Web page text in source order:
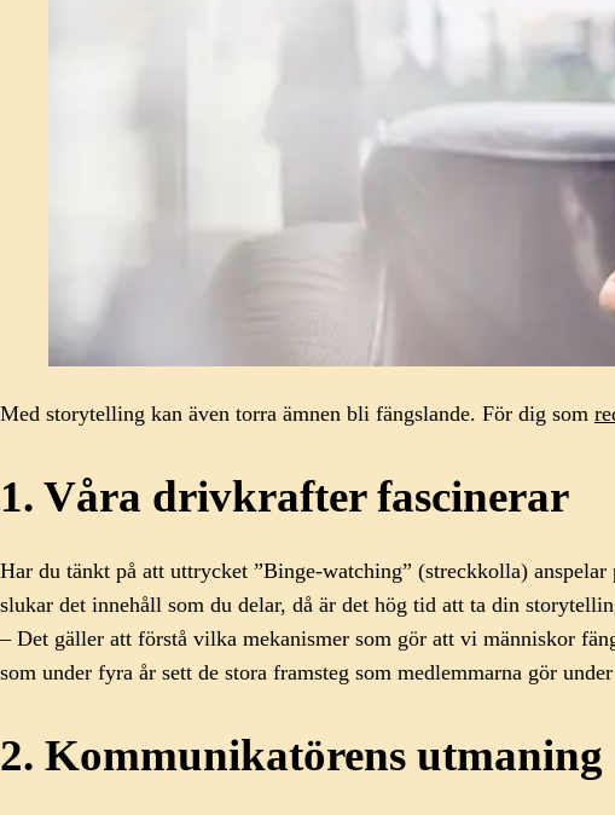
Med storytelling kan även torra ämnen bli fängslande. För dig som
1. Våra drivkrafter fascinerar
Har du tänkt på att uttrycket ”Binge-watching” (streckkolla)
slukar det innehåll som du delar, då är det hög tid att ta din
– Det gäller att förstå vilka mekanismer som gör att vi människor
som under fyra år sett de stora framsteg som medlemmarna gör
2. Kommunikatörens utmaning